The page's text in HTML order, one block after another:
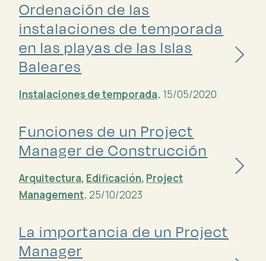
Ordenación de las
instalaciones de temporada
en las playas de las Islas
Baleares
Instalaciones de temporada. 15/05/2020
Funciones de un Project
Manager de Construcción
Arquitectura, Edificación, Project
Management.25/10/2023
La importancia de un Project
Manager